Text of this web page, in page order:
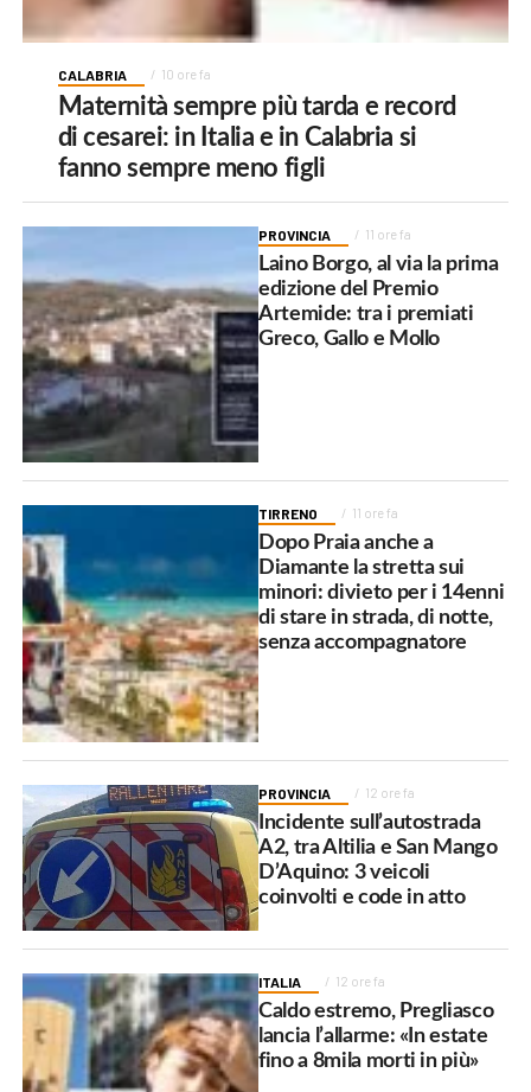
CALABRIA 10 ore fa
Maternità sempre più tarda e record
di cesarei: in Italia e in Calabria si
fanno sempre meno figli
PROVINCIA 11 ore fa
Laino Borgo, al via la prima
edizione del Premio
Artemide: tra i premiati
Greco, Gallo e Mollo
TIRRENO 11 ore fa
Dopo Praia anche a
Diamante la stretta sui
minori: divieto per i 14enni
di stare in strada, di notte,
senza accompagnatore
PROVINCIA 12 ore fa
Incidente sull’autostrada
A2, tra Altilia e San Mango
D’Aquino: 3 veicoli
coinvolti e code in atto
ITALIA 12 ore fa
Caldo estremo, Pregliasco
lancia l’allarme: «In estate
fino a 8mila morti in più»